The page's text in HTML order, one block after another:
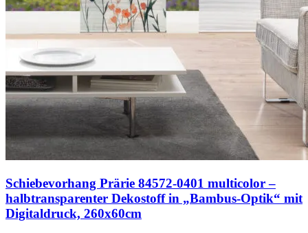
Schiebevorhang Prärie 84572-0401 multicolor –
halbtransparenter Dekostoff in „Bambus-Optik“ mit
Digitaldruck, 260x60cm